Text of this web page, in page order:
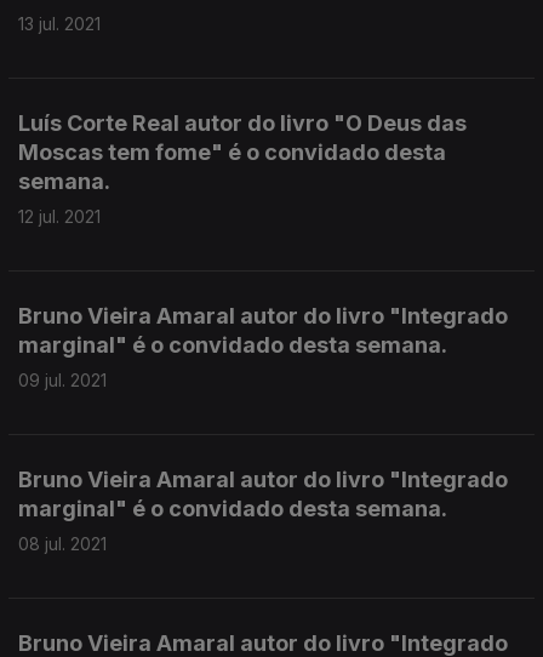
13 jul. 2021
Luís Corte Real autor do livro "O Deus das
Moscas tem fome" é o convidado desta
semana.
12 jul. 2021
Bruno Vieira Amaral autor do livro "Integrado
marginal" é o convidado desta semana.
09 jul. 2021
Bruno Vieira Amaral autor do livro "Integrado
marginal" é o convidado desta semana.
08 jul. 2021
Bruno Vieira Amaral autor do livro "Integrado